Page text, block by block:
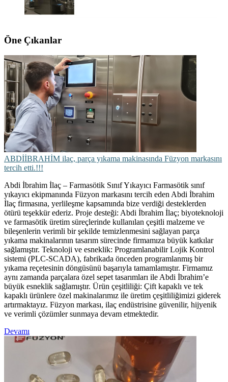
Öne Çıkanlar
ABDİİBRAHİM ilaç, parça yıkama makinasında Füzyon markasını
tercih etti.!!!
Abdi İbrahim İlaç – Farmasötik Sınıf Yıkayıcı Farmasötik sınıf
yıkayıcı ekipmanında Füzyon markasını tercih eden Abdi İbrahim
İlaç firmasına, yerlileşme kapsamında bize verdiği desteklerden
ötürü teşekkür ederiz. Proje desteği: Abdi İbrahim İlaç; biyoteknoloji
ve farmasötik üretim süreçlerinde kullanılan çeşitli malzeme ve
bileşenlerin verimli bir şekilde temizlenmesini sağlayan parça
yıkama makinalarının tasarım sürecinde firmamıza büyük katkılar
sağlamıştır. Teknoloji ve esneklik: Programlanabilir Lojik Kontrol
sistemi (PLC-SCADA), fabrikada önceden programlanmış bir
yıkama reçetesinin döngüsünü başarıyla tamamlamıştır. Firmamız
aynı zamanda parçalara özel sepet tasarımları ile Abdi İbrahim’e
büyük esneklik sağlamıştır. Ürün çeşitliliği: Çift kapaklı ve tek
kapaklı ürünlere özel makinalarımız ile üretim çeşitliliğimizi giderek
artırmaktayız. Füzyon markası, ilaç endüstrisine güvenilir, hijyenik
ve verimli çözümler sunmaya devam etmektedir.
Devamı